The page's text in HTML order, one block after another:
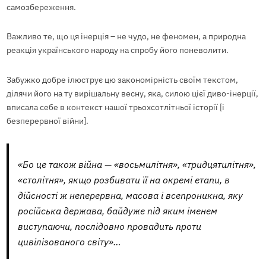
самозбереження.
Важливо те, що ця інерція – не чудо, не феномен, а природна
реакція українського народу на спробу його поневолити.
Забужко добре ілюструє цю закономірність своїм текстом,
ділячи його на ту вирішальну весну, яка, силою цієї диво-інерції,
вписала себе в контекст нашої трьохсотлітньої історії [і
безперервної війни].
«Бо це також війна — «восьмилітня», «тридцятилітня»,
«столітня», якщо розбивати її на окремі етапи, в
дійсності ж неперервна, масова і всепроникна, яку
російська держава, байдуже під яким іменем
виступаючи, послідовно провадить проти
цивілізованого світу»…